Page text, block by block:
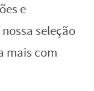
e
seleção
mais com